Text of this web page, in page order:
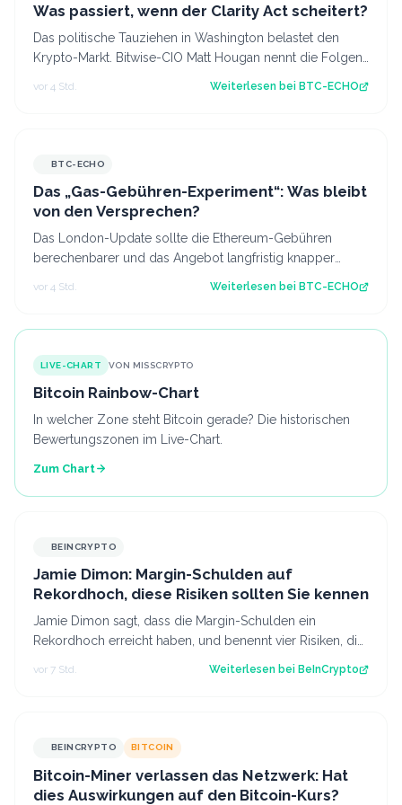
Was passiert, wenn der Clarity Act scheitert?
Das politische Tauziehen in Washington belastet den
Krypto-Markt. Bitwise-CIO Matt Hougan nennt die Folgen
vor 4 Std. Weiterlesen bei BTC-ECHO
BTC-ECHO
Das „Gas-Gebühren-Experiment“: Was bleibt
von den Versprechen?
Das London-Update sollte die Ethereum-Gebühren
berechenbarer und das Angebot langfristig knapper
machen. Die erhoffte Wirkung blieb aber aus…
vor 4 Std. Weiterlesen bei BTC-ECHO
LIVE-CHART VON MISSCRYPTO
Bitcoin Rainbow-Chart
In welcher Zone steht Bitcoin gerade? Die historischen
Bewertungszonen im Live-Chart.
Zum Chart
BEINCRYPTO
Jamie Dimon: Margin-Schulden auf
Rekordhoch, diese Risiken sollten Sie kennen
Jamie Dimon sagt, dass die Margin-Schulden ein
Rekordhoch erreicht haben, und benennt vier Risiken, die
mit dem Aufbau versteckter Hebelwirk…
vor 7 Std. Weiterlesen bei BeInCrypto
BEINCRYPTO BITCOIN
Bitcoin-Miner verlassen das Netzwerk: Hat
dies Auswirkungen auf den Bitcoin-Kurs?